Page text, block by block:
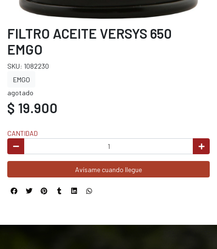
FILTRO ACEITE VERSYS 650
EMGO
SKU: 1082230
EMGO
agotado
$ 19.900
CANTIDAD
Avísame cuando llegue